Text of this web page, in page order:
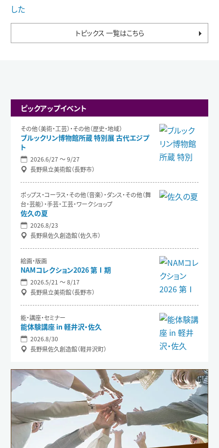
トピックス 一覧はこちら
ピックアップイベント
その他（美術・工芸）・その他（歴史・地域）
ブルックリン博物館所蔵 特別展 古代エジプ
ト
2026.6/27 〜 9/27
長野県立美術館（長野市）
ポップス・コーラス・その他（音楽）・ダンス・その他（舞
台・芸能）・手芸・工芸・ワークショップ
佐久の夏
2026.8/23
長野県佐久創造館（佐久市）
絵画・版画
NAMコレクション2026 第Ⅰ期
2026.5/21 〜 8/17
長野県立美術館（長野市）
能・講座・セミナー
能体験講座 in 軽井沢・佐久
2026.8/30
長野県佐久創造館（軽井沢町）